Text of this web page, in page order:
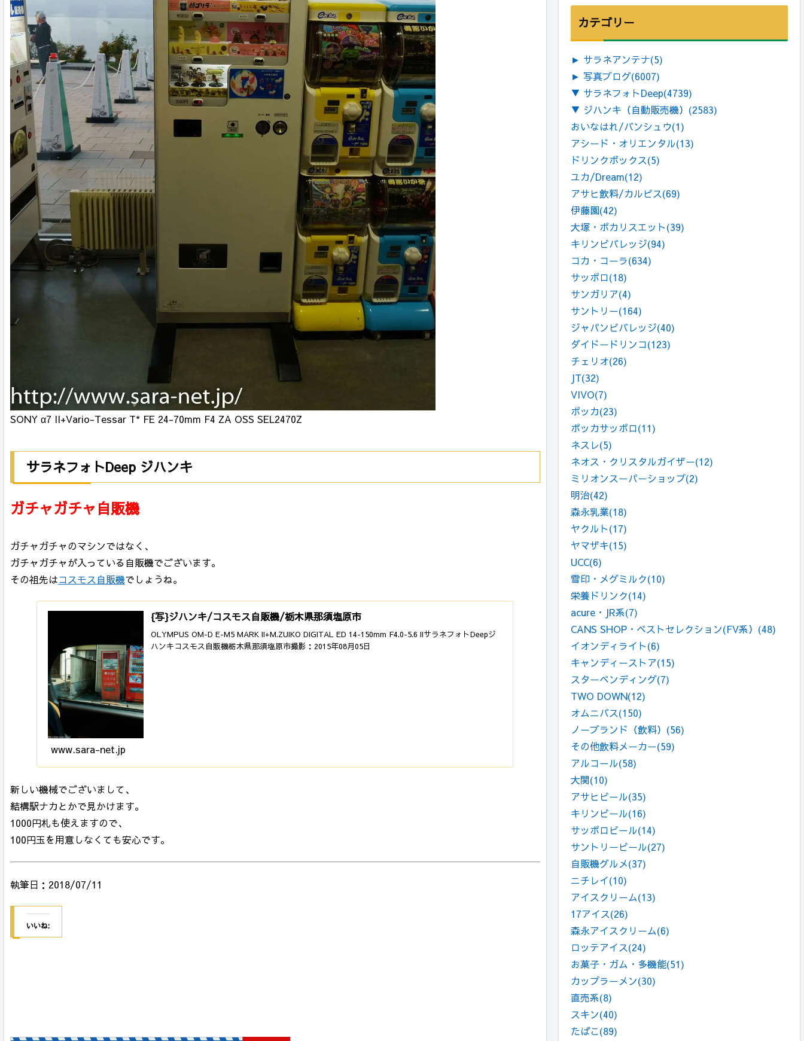
SONY α7 II+Vario-Tessar T* FE 24-70mm F4 ZA OSS SEL2470Z
サラネフォトDeep ジハンキ
ガチャガチャ自販機
ガチャガチャのマシンではなく、
ガチャガチャが入っている自販機でございます。
その祖先はコスモス自販機でしょうね。
{写}ジハンキ/コスモス自販機/栃木県那須塩原市
OLYMPUS OM-D E-M5 MARK II+M.ZUIKO DIGITAL ED 14-150mm F4.0-5.6 IIサラネフォトDeepジ
ハンキコスモス自販機栃木県那須塩原市撮影：2015年08月05日
www.sara-net.jp
新しい機械でございまして、
結構駅ナカとかで見かけます。
1000円札も使えますので、
100円玉を用意しなくても安心です。
執筆日：2018/07/11
いいね:
カテゴリー
► サラネアンテナ(5)
► 写真ブログ(6007)
▼ サラネフォトDeep(4739)
▼ ジハンキ（自動販売機） (2583)
おいなはれ/バンシュウ(1)
アシード・オリエンタル(13)
ドリンクボックス(5)
ユカ/Dream(12)
アサヒ飲料/カルピス(69)
伊藤園(42)
大塚・ポカリスエット(39)
キリンビバレッジ(94)
コカ・コーラ(634)
サッポロ(18)
サンガリア(4)
サントリー(164)
ジャパンビバレッジ(40)
ダイドードリンコ(123)
チェリオ(26)
JT(32)
VIVO(7)
ポッカ(23)
ポッカサッポロ(11)
ネスレ(5)
ネオス・クリスタルガイザー(12)
ミリオンスーパーショップ(2)
明治(42)
森永乳業(18)
ヤクルト(17)
ヤマザキ(15)
UCC(6)
雪印・メグミルク(10)
栄養ドリンク(14)
acure・JR系(7)
CANS SHOP・ベストセレクション(FV系） (48)
イオンディライト(6)
キャンディーストア(15)
スターベンディング(7)
TWO DOWN(12)
オムニバス(150)
ノーブランド（飲料） (56)
その他飲料メーカー(59)
アルコール(58)
大関(10)
アサヒビール(35)
キリンビール(16)
サッポロビール(14)
サントリービール(27)
自販機グルメ(37)
ニチレイ(10)
アイスクリーム(13)
17アイス(26)
森永アイスクリーム(6)
ロッテアイス(24)
お菓子・ガム・多機能(51)
カップラーメン(30)
直売系(8)
スキン(40)
たばこ(89)